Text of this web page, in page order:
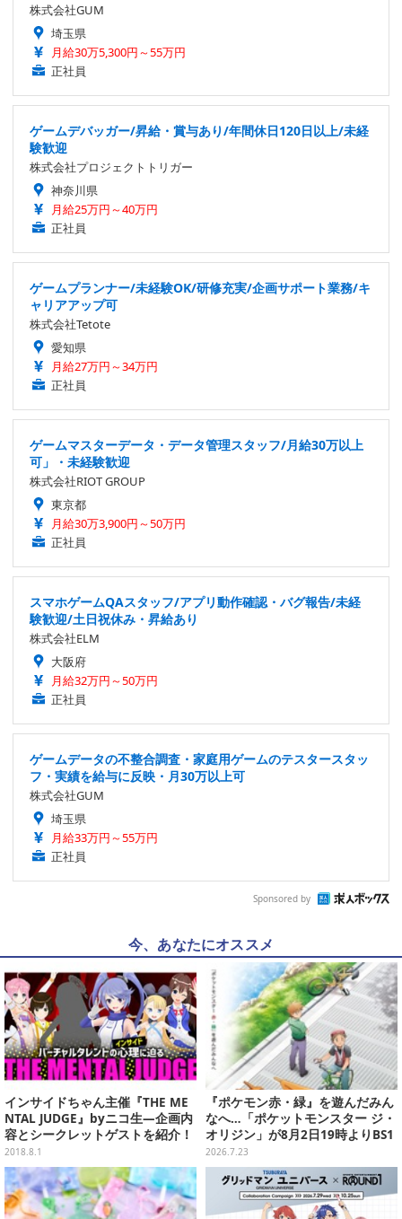
株式会社GUM
埼玉県
月給30万5,300円～55万円
正社員
ゲームデバッガー/昇給・賞与あり/年間休日120日以上/未経
験歓迎
株式会社プロジェクトトリガー
神奈川県
月給25万円～40万円
正社員
ゲームプランナー/未経験OK/研修充実/企画サポート業務/キ
ャリアアップ可
株式会社Tetote
愛知県
月給27万円～34万円
正社員
ゲームマスターデータ・データ管理スタッフ/月給30万以上
可」・未経験歓迎
株式会社RIOT GROUP
東京都
月給30万3,900円～50万円
正社員
スマホゲームQAスタッフ/アプリ動作確認・バグ報告/未経
験歓迎/土日祝休み・昇給あり
株式会社ELM
大阪府
月給32万円～50万円
正社員
ゲームデータの不整合調査・家庭用ゲームのテスタースタッ
フ・実績を給与に反映・月30万以上可
株式会社GUM
埼玉県
月給33万円～55万円
正社員
Sponsored by
今、あなたにオススメ
インサイドちゃん主催『THE ME
NTAL JUDGE』byニコ生―企画内
容とシークレットゲストを紹介！
2018.8.1
『ポケモン赤・緑』を遊んだみん
なへ…「ポケットモンスター ジ・
オリジン」が8月2日19時よりBS1
2・日曜アニメ劇場で放送決定！
2026.7.23